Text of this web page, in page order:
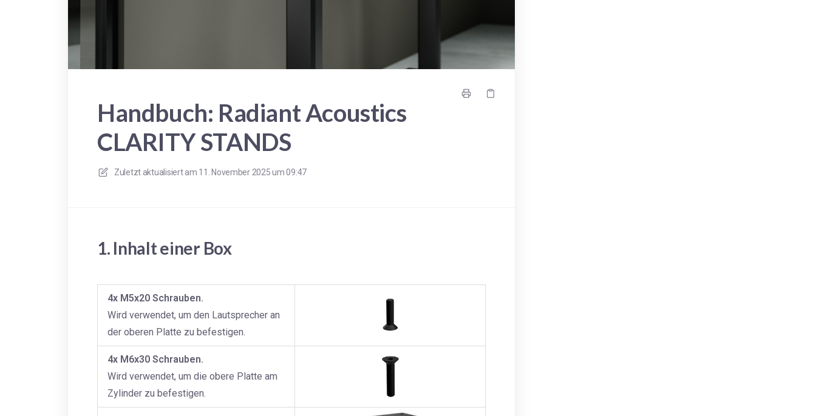
Handbuch: Radiant Acoustics
CLARITY STANDS
Zuletzt aktualisiert am 11. November 2025 um 09:47
1. Inhalt einer Box
4x M5x20 Schrauben.
Wird verwendet, um den Lautsprecher an
der oberen Platte zu befestigen.
4x M6x30 Schrauben.
Wird verwendet, um die obere Platte am
Zylinder zu befestigen.